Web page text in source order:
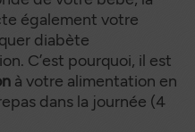
également votre
diabète
C’est pourquoi, il est
à votre alimentation en
dans la journée (4